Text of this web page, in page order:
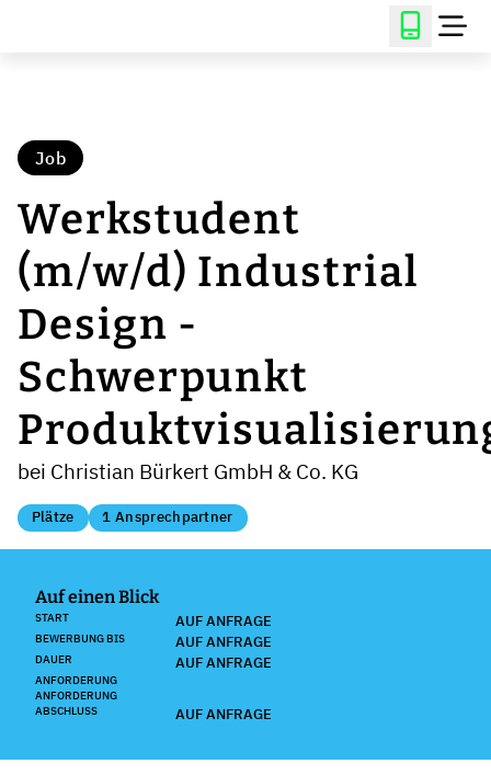
Job
Werkstudent
(m/w/d) Industrial
Design -
Schwerpunkt
bei Christian Bürkert GmbH & Co. KG
Plätze 1 Ansprechpartner
Auf einen Blick
START AUF ANFRAGE
BEWERBUNG BIS AUF ANFRAGE
DAUER AUF ANFRAGE
ANFORDERUNG
ANFORDERUNG
ABSCHLUSS
AUF ANFRAGE